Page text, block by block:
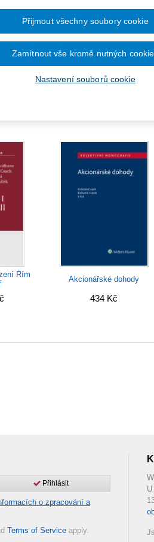
a
Mezigenerační nástupnictví v
Řím
Akcionářské dohody
434 Kč
Přihlásit
o zpracování a
Terms of Service apply.
Nastavení souborů cookie
Zamítnout vše kromě nutných
Přijmout všechny soubory cookie